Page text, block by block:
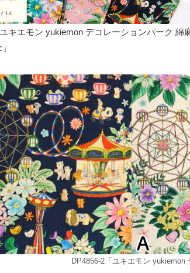
キエモン yukiemon デコレーションパーク 綿
DP4856-2「ユキエモン